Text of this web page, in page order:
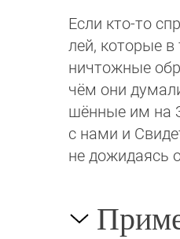
Если кто-то
лей, которые
ничтожные
чём они
шён­ные им на
с нами и
не дожидаясь